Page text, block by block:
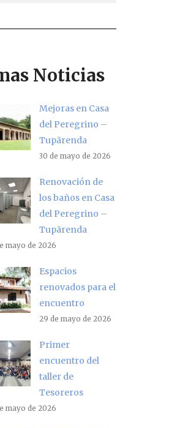
Noticias
Mejoras en Casa
del Peregrino –
Tupãrenda
30 de mayo de 2026
Renovación de
los baños en Casa
del Peregrino –
Tupãrenda
mayo de 2026
Espacios
renovados para el
encuentro
29 de mayo de 2026
Primer
encuentro del
taller de
Tesoreros
mayo de 2026